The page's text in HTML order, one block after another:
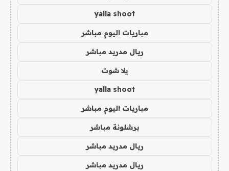
yalla shoot
مباريات اليوم مباشر
ريال مدريد مباشر
يلا شوت
yalla shoot
مباريات اليوم مباشر
برشلونة مباشر
ريال مدريد مباشر
ريال مدريد مباشر